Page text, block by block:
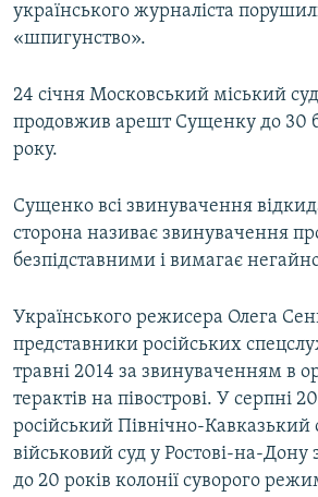
українського журналіста
«шпигунство».
24 січня Московський міський суд
продовжив арешт Сущенку до 30
року.
Сущенко всі звинувачення
сторона називає звинувачення
безпідставними і вимагає
Українського режисера Олега
представники російських
травні 2014 за звинуваченням в
терактів на півострові. У серпні
російський Північно-
військовий суд у Ростові-на-Дону
до 20 років колонії суворого